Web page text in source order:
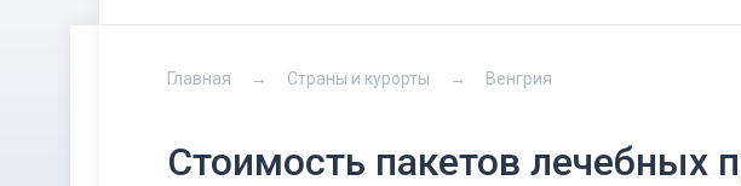
Главная Страны и курорты Венгрия
Стоимость пакетов лечебных